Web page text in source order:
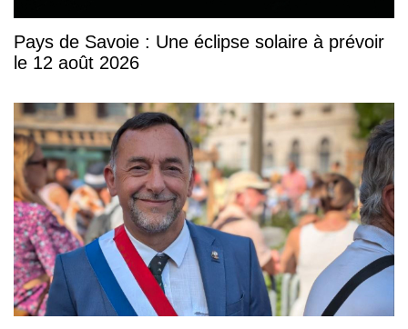
Pays de Savoie : Une éclipse solaire à prévoir
le 12 août 2026